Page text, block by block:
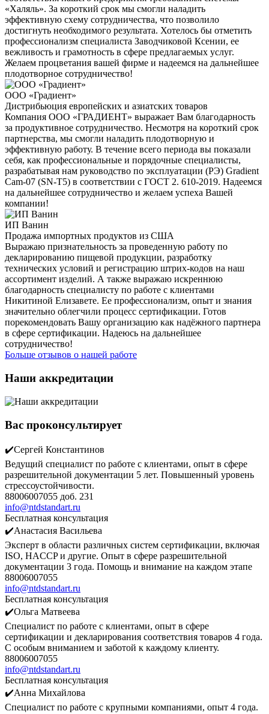
«Халяль». За короткий срок мы смогли наладить
эффективную схему сотрудничества, что позволило
достигнуть необходимого результата. Хотелось бы отметить
профессионализм специалиста Заводчиковой Ксении, ее
вежливость и грамотность в сфере предлагаемых услуг.
Желаем процветания вашей фирме и надеемся на дальнейшее
плодотворное сотрудничество!
ООО «Градиент»
Дистрибьюция европейских и азиатских товаров
Компания ООО «ГРАДИЕНТ» выражает Вам благодарность
за продуктивное сотрудничество. Несмотря на короткий срок
партнерства, мы смогли наладить плодотворную и
эффективную работу. В течение всего периода вы показали
себя, как профессиональные и порядочные специалисты,
разрабатывая нам руководство по эксплуатации (РЭ) Gradient
Cam-07 (SN-T5) в соответствии с ГОСТ 2. 610-2019. Надеемся
на дальнейшее сотрудничество и желаем успеха Вашей
компании!
ИП Ванин
Продажа импортных продуктов из США
Выражаю признательность за проведенную работу по
декларированию пищевой продукции, разработку
технических условий и регистрацию штрих-кодов на наш
ассортимент изделий. А также выражаю искреннюю
благодарность специалисту по работе с клиентами
Никитиной Елизавете. Ее профессионализм, опыт и знания
значительно облегчили процесс сертификации. Готов
порекомендовать Вашу организацию как надёжного партнера
в сфере сертификации. Надеюсь на дальнейшее
сотрудничество!
Больше отзывов о нашей работе
Наши аккредитации
Вас проконсультирует
✔️Сергей Константинов
Ведущий специалист по работе с клиентами, опыт в сфере
разрешительной документации 5 лет. Повышенный уровень
стрессоустойчивости.
88006007055 доб. 231
info@ntdstandart.ru
Бесплатная консультация
✔️Анастасия Васильева
Эксперт в области различных систем сертификации, включая
ISO, HACCP и другие. Опыт в сфере разрешительной
документации 3 года. Помощь и внимание на каждом этапе
88006007055
info@ntdstandart.ru
Бесплатная консультация
✔️Ольга Матвеева
Специалист по работе с клиентами, опыт в сфере
сертификации и декларирования соответствия товаров 4 года.
С особым вниманием и заботой к каждому клиенту.
88006007055
info@ntdstandart.ru
Бесплатная консультация
✔️Анна Михайлова
Специалист по работе с крупными компаниями, опыт 4 года.